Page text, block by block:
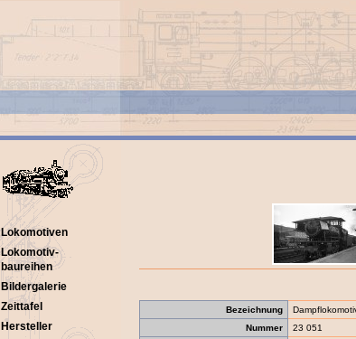
Lokomotiven
Lokomotiv-
baureihen
Bildergalerie
Zeittafel
Hersteller
Bezeichnung
Nummer
23 051